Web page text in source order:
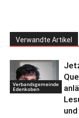
Verwandte Artikel
Verbandsgemeinde
Edenkoben